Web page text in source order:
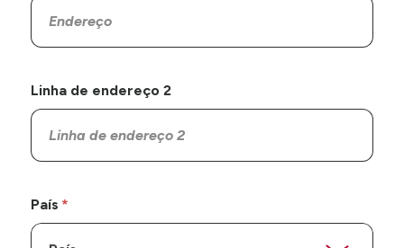
Linha de endereço 2
País